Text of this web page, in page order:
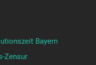
Bayern
Zensur